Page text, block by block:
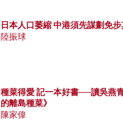
日本人口萎縮 中港須先謀劃免
陸振球
種菜得愛 記一本好書──讀吳燕
的離島種菜》
陳家偉